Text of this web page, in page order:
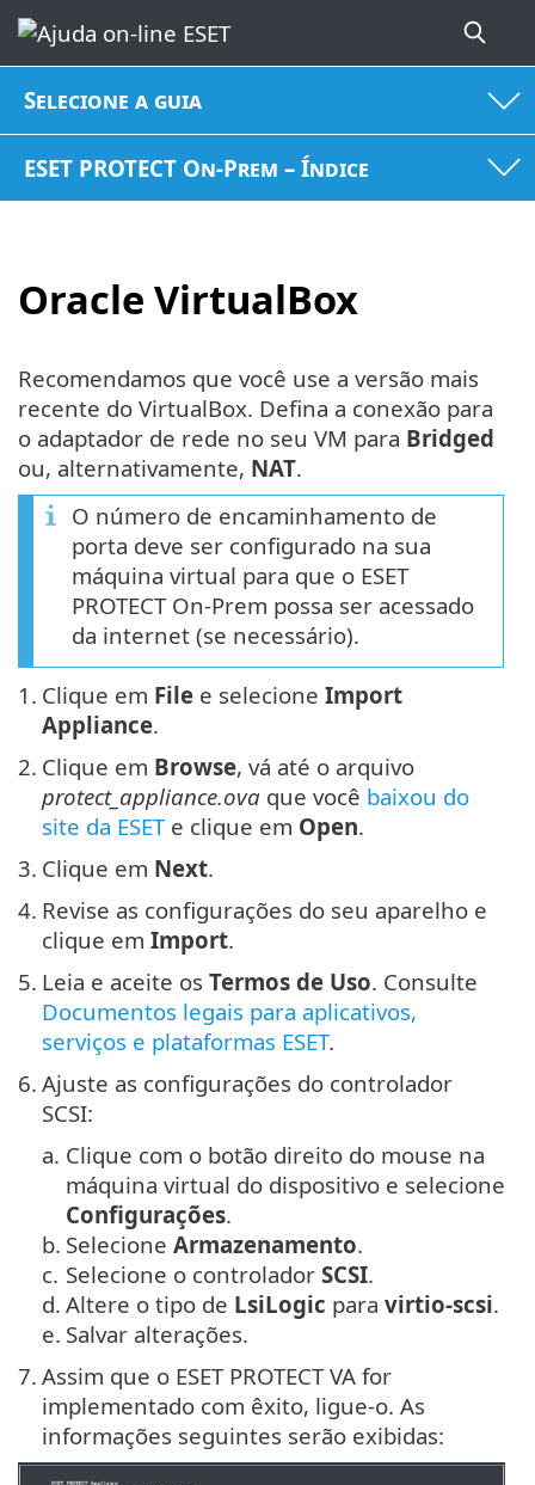
Selecione a guia
ESET PROTECT On-Prem – Índice
Oracle VirtualBox
Recomendamos que você use a versão mais
recente do VirtualBox. Defina a conexão para
o adaptador de rede no seu VM para Bridged
ou, alternativamente, NAT.
O número de encaminhamento de
porta deve ser configurado na sua
máquina virtual para que o ESET
PROTECT On-Prem possa ser acessado
da internet (se necessário).
1. Clique em File e selecione Import
Appliance.
2. Clique em Browse, vá até o arquivo
protect_appliance.ova que você baixou do
site da ESETe clique em Open.
3. Clique em Next.
4. Revise as configurações do seu aparelho e
clique em Import.
5. Leia e aceite os Termos de Uso. Consulte
Documentos legais para aplicativos,
serviços e plataformas ESET.
6. Ajuste as configurações do controlador
SCSI:
a. Clique com o botão direito do mouse na
máquina virtual do dispositivo e selecione
Configurações.
b. Selecione Armazenamento.
c. Selecione o controlador SCSI.
d. Altere o tipo de LsiLogic para virtio-scsi.
e. Salvar alterações.
7. Assim que o ESET PROTECT VA for
implementado com êxito, ligue-o. As
informações seguintes serão exibidas: